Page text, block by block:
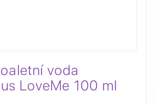
voda
LoveMe 100 ml